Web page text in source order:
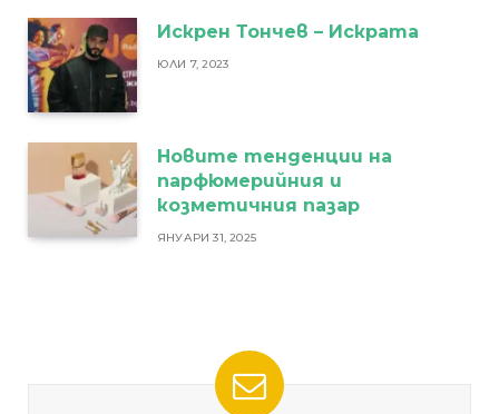
Искрен Тончев – Искрата
ЮЛИ 7, 2023
Новите тенденции на
парфюмерийния и
козметичния пазар
ЯНУАРИ 31, 2025